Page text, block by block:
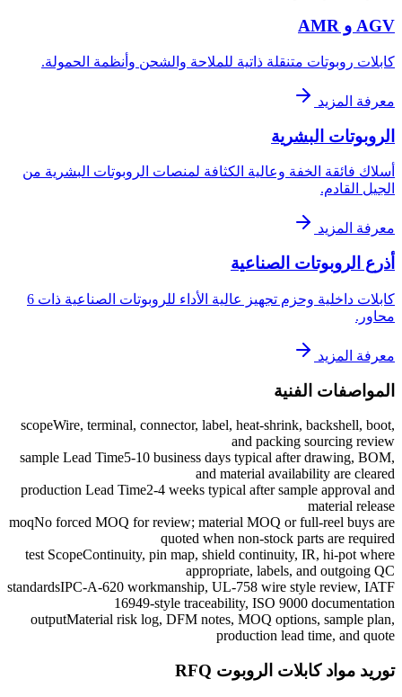
AGV و AMR
كابلات روبوتات متنقلة ذاتية للملاحة والشحن وأنظمة الحمولة.
معرفة المزيد
الروبوتات البشرية
أسلاك فائقة الخفة وعالية الكثافة لمنصات الروبوتات البشرية من
الجيل القادم.
معرفة المزيد
أذرع الروبوتات الصناعية
كابلات داخلية وحزم تجهيز عالية الأداء للروبوتات الصناعية ذات 6
محاور.
معرفة المزيد
المواصفات الفنية
scopeWire, terminal, connector, label, heat-shrink, backshell, boot,
and packing sourcing review
sample Lead Time5-10 business days typical after drawing, BOM,
and material availability are cleared
production Lead Time2-4 weeks typical after sample approval and
material release
moqNo forced MOQ for review; material MOQ or full-reel buys are
quoted when non-stock parts are required
test ScopeContinuity, pin map, shield continuity, IR, hi-pot where
appropriate, labels, and outgoing QC
standardsIPC-A-620 workmanship, UL-758 wire style review, IATF
16949-style traceability, ISO 9000 documentation
outputMaterial risk log, DFM notes, MOQ options, sample plan,
production lead time, and quote
توريد مواد كابلات الروبوت RFQ